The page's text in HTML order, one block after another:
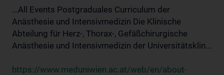
...All Events Postgraduales Curriculum der
Anästhesie und Intensivmedizin Die Klinische
Abteilung für Herz-, Thorax-, Gefäßchirurgische
Anästhesie und Intensivmedizin der Universitätsklin...
https://www.meduniwien.ac.at/web/en/about-